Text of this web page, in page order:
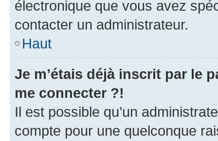
électronique que vous avez
contacter un administrateur.
Haut
Je m’étais déjà inscrit par le
me connecter ?!
Il est possible qu’un
compte pour une quelconque